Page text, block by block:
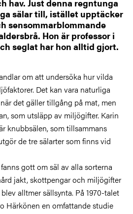
hav. Just denna regntunga
sälar till, istället upptäcker
sensommarblommande
Hon är professor i
seglat har hon alltid gjort.
om att undersöka hur vilda
Det kan vara naturliga
det gäller tillgång på mat, men
som utsläpp av miljögifter. Karin
knubbsälen, som tillsammans
de tre sälarter som finns vid
gott om säl av alla sorterna
jakt, skottpengar och miljögifter
alltmer sällsynta. På 1970-talet
Härkönen en omfattande studie